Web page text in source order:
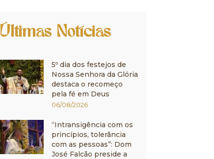
Últimas Notícias
5º dia dos festejos de
Nossa Senhora da Glória
destaca o recomeço
pela fé em Deus
06/08/2026
“Intransigência com os
princípios, tolerância
com as pessoas”: Dom
José Falcão preside a